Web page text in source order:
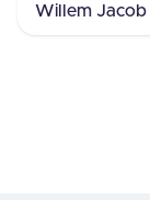
Willem Jacob